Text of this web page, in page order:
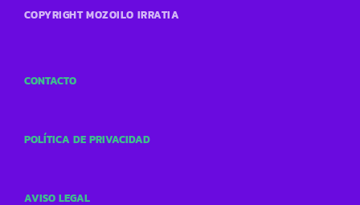
COPYRIGHT MOZOILO IRRATIA
CONTACTO
POLÍTICA DE PRIVACIDAD
AVISO LEGAL